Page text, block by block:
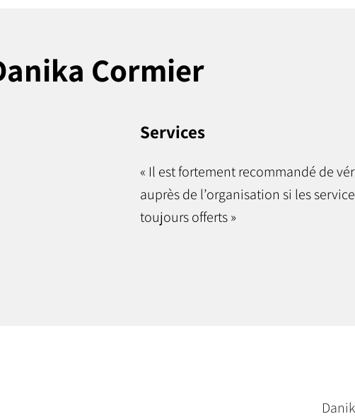
Cormier
Services
« Il est fortement recommandé de
auprès de l’organisation si les
toujours offerts »